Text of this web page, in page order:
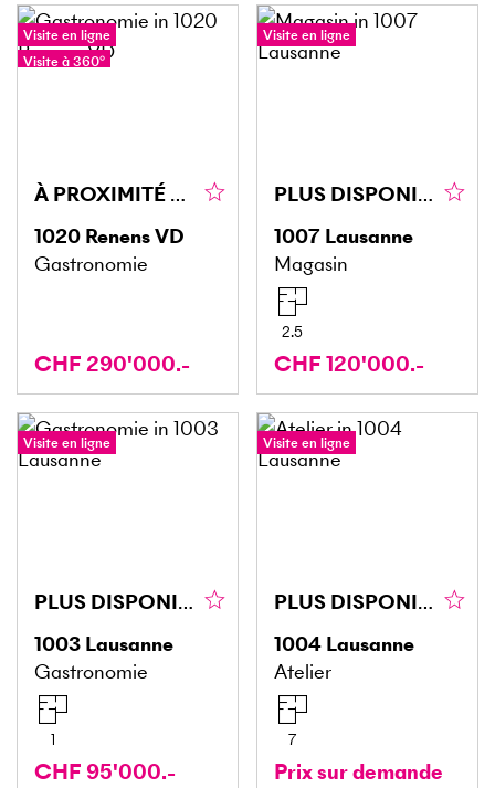
Visite en ligne
Visite à 360°
À PROXIMITÉ DE LA GARE ET GYMNASE DE RENENS !
1020 Renens VD
Gastronomie
CHF 290'000.-
Visite en ligne
PLUS DISPONIBLE
1007 Lausanne
Magasin
2.5
CHF 120'000.-
Visite en ligne
PLUS DISPONIBLE
1003 Lausanne
Gastronomie
1
CHF 95'000.-
Visite en ligne
PLUS DISPONIBLE
1004 Lausanne
Atelier
7
Prix sur demande